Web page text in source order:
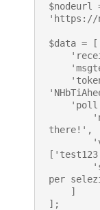
$nodeurl
'https://
$data = [
there!',
per
];